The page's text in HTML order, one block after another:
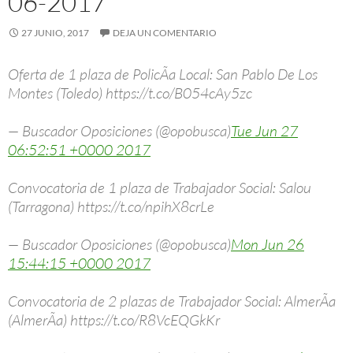
27 JUNIO, 2017 DEJA UN COMENTARIO
Oferta de 1 plaza de PolicÃ­a Local: San Pablo De Los
Montes (Toledo) https://t.co/B054cAy5zc
— Buscador Oposiciones (@opobusca)Tue Jun 27
06:52:51 +0000 2017
Convocatoria de 1 plaza de Trabajador Social: Salou
(Tarragona) https://t.co/npihX8crLe
— Buscador Oposiciones (@opobusca)Mon Jun 26
15:44:15 +0000 2017
Convocatoria de 2 plazas de Trabajador Social: AlmerÃ­a
(AlmerÃ­a) https://t.co/R8VcEQGkKr